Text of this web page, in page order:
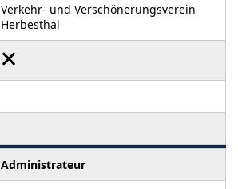
Verkehr- und Verschönerungsverein
Herbesthal
Administrateur